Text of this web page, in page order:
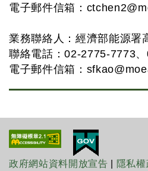
電子郵件信箱：
業務聯絡人：經濟部能源署
聯絡電話：02-2775-7773
電子郵件信箱：
政府網站資料開放宣告 隱私